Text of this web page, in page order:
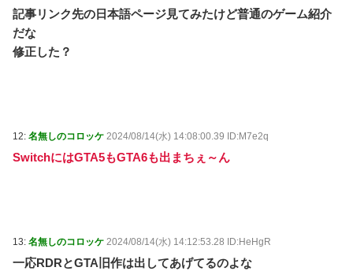
記事リンク先の日本語ページ見てみたけど普通のゲーム紹介
だな
修正した？
12: 名無しのコロッケ 2024/08/14(水) 14:08:00.39 ID:M7e2q
SwitchにはGTA5もGTA6も出まちぇ～ん
13: 名無しのコロッケ 2024/08/14(水) 14:12:53.28 ID:HeHgR
一応RDRとGTA旧作は出してあげてるのよな